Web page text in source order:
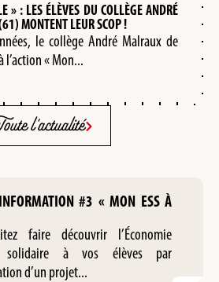
» : LES ÉLÈVES DU COLLÈGE ANDRÉ
MONTENT LEUR SCOP !
le collège André Malraux de
l’action « Mon...
l'actualité
#3 « MON ESS À
faire découvrir l’Économie
à vos élèves par
d’un projet...